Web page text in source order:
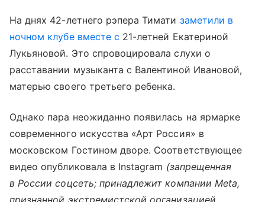
На днях 42-летнего рэпера Тимати заметили в
ночном клубе вместе с 21-летней Екатериной
Лукьяновой. Это спровоцировала слухи о
расставании музыканта с Валентиной Ивановой,
матерью своего третьего ребенка.
Однако пара неожиданно появилась на ярмарке
современного искусства «Арт Россия» в
московском Гостином дворе. Соответствующее
видео опубликовала в Instagram (запрещенная
в России соцсеть; принадлежит компании Meta,